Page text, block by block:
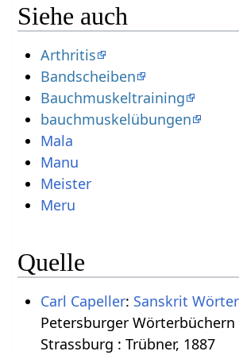
Siehe auch
Arthritis
Bandscheiben
Bauchmuskeltraining
bauchmuskelübungen
Mala
Manu
Meister
Meru
Quelle
Carl Capeller: Sanskrit
Petersburger
Strassburg : Trübner, 1887